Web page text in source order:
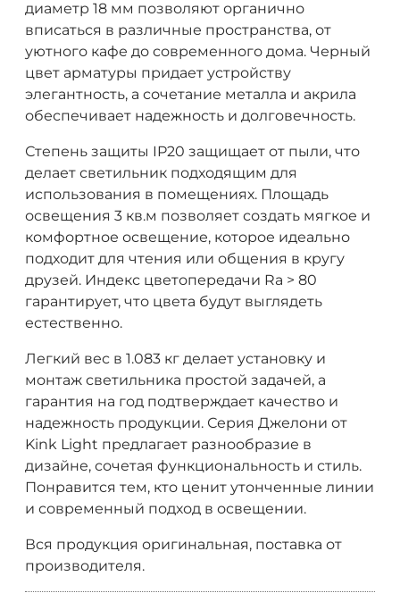
диаметр 18 мм позволяют органично
вписаться в различные пространства, от
уютного кафе до современного дома. Черный
цвет арматуры придает устройству
элегантность, а сочетание металла и акрила
обеспечивает надежность и долговечность.
Степень защиты IP20 защищает от пыли, что
делает светильник подходящим для
использования в помещениях. Площадь
освещения 3 кв.м позволяет создать мягкое и
комфортное освещение, которое идеально
подходит для чтения или общения в кругу
друзей. Индекс цветопередачи Ra > 80
гарантирует, что цвета будут выглядеть
естественно.
Легкий вес в 1.083 кг делает установку и
монтаж светильника простой задачей, а
гарантия на год подтверждает качество и
надежность продукции. Серия Джелони от
Kink Light предлагает разнообразие в
дизайне, сочетая функциональность и стиль.
Понравится тем, кто ценит утонченные линии
и современный подход в освещении.
Вся продукция оригинальная, поставка от
производителя.